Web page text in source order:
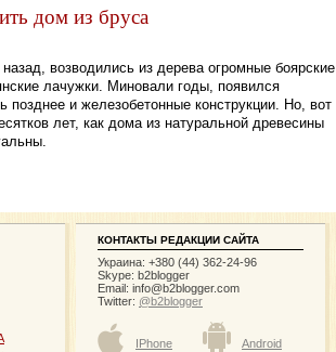
дом из бруса
назад, возводились из дерева огромные боярские
лачужки. Миновали годы, появился
позднее и железобетонные конструкции. Но, вот
лет, как дома из натуральной древесины
КОНТАКТЫ РЕДАКЦИИ САЙТА
Украина: +380 (44) 362-24-96
Skype: b2blogger
Email: info@b2blogger.com
Twitter: @b2blogger
IPhone Android